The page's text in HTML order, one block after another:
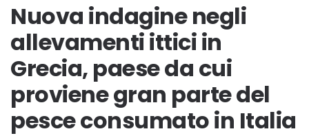
Nuova indagine negli
allevamenti ittici in
Grecia, paese da cui
proviene gran parte del
pesce consumato in Italia